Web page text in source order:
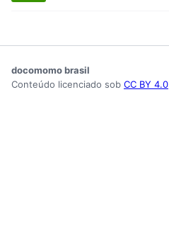
docomomo brasil
Conteúdo licenciado sob CC BY 4.0